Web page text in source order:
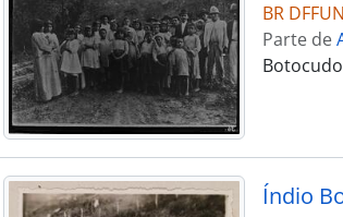
BR
Parte de
Índio